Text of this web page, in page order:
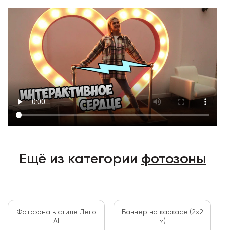
Ещё из категории фотозоны
Фотозона в стиле Лего
AI
Баннер на каркасе (2x2
м)